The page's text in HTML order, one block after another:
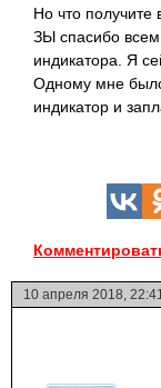
Но что получите
ЗЫ спасибо всем
индикатора. Я
Одному мне было
индикатор и
10 апреля 2018,